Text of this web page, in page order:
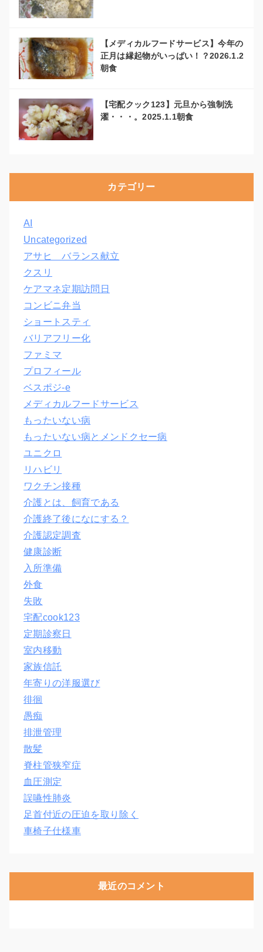
【メディカルフードサービス】今年の
正月は縁起物がいっぱい！？2026.1.2
朝食
【宅配クック123】元旦から強制洗
濯・・・。2025.1.1朝食
カテゴリー
AI
Uncategorized
アサヒ バランス献立
クスリ
ケアマネ定期訪問日
コンビニ弁当
ショートスティ
バリアフリー化
ファミマ
プロフィール
ベスポジ-e
メディカルフードサービス
もったいない病
もったいない病とメンドクセー病
ユニクロ
リハビリ
ワクチン接種
介護とは、飼育である
介護終了後になにする？
介護認定調査
健康診断
入所準備
外食
失敗
宅配cook123
定期診察日
室内移動
家族信託
年寄りの洋服選び
徘徊
愚痴
排泄管理
散髪
脊柱管狭窄症
血圧測定
誤嚥性肺炎
足首付近の圧迫を取り除く
車椅子仕様車
最近のコメント